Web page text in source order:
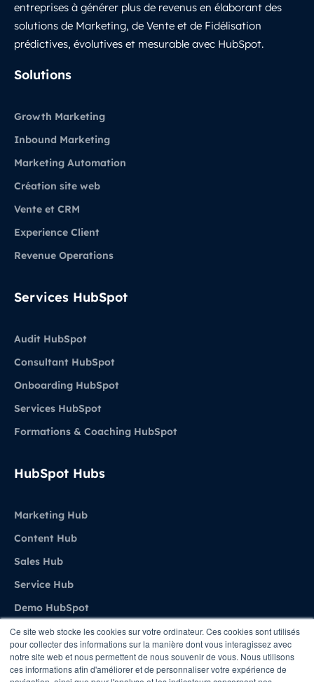
Ce site web stocke les cookies sur votre ordinateur. Ces cookies sont utilisés
pour collecter des informations sur la manière dont vous interagissez avec
notre site web et nous permettent de nous souvenir de vous. Nous utilisons
ces informations afin d'améliorer et de personnaliser votre expérience de
entreprises à générer plus de revenus en élaborant des
solutions de Marketing, de Vente et de Fidélisation
prédictives, évolutives et mesurable avec HubSpot.
Solutions
Growth Marketing
Inbound Marketing
Marketing Automation
Création site web
Vente et CRM
Experience Client
Revenue Operations
Services HubSpot
Audit HubSpot
Consultant HubSpot
Onboarding HubSpot
Services HubSpot
Formations & Coaching HubSpot
HubSpot Hubs
Marketing Hub
Content Hub
Sales Hub
Service Hub
Demo HubSpot
Agence